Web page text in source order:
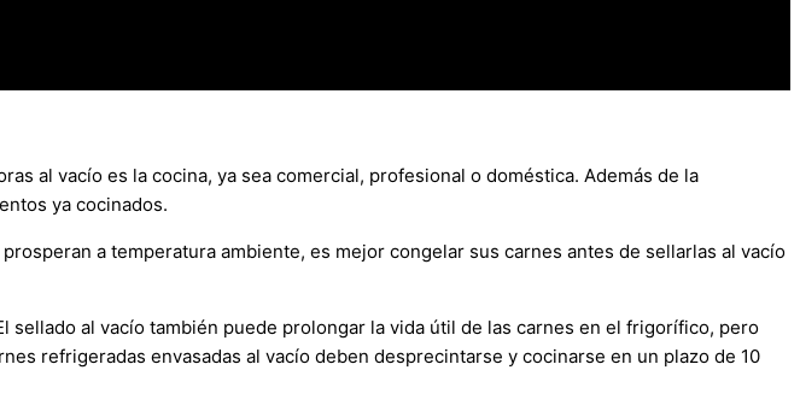
al vacío es la cocina, ya sea comercial, profesional o doméstica. Además de la
ya cocinados.
a temperatura ambiente, es mejor congelar sus carnes antes de sellarlas al vacío
al vacío también puede prolongar la vida útil de las carnes en el frigorífico, pero
refrigeradas envasadas al vacío deben desprecintarse y cocinarse en un plazo de 10